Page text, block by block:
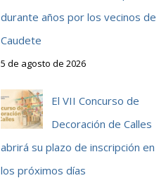
durante años por los vecinos de
Caudete
5 de agosto de 2026
El VII Concurso de
Decoración de Calles
abrirá su plazo de inscripción en
los próximos días